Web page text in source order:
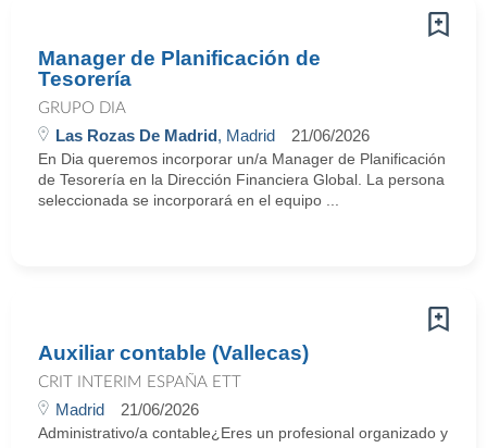
Manager de Planificación de
Tesorería
GRUPO DIA
Las Rozas De Madrid, Madrid 21/06/2026
En Dia queremos incorporar un/a Manager de Planificación
de Tesorería en la Dirección Financiera Global. La persona
seleccionada se incorporará en el equipo ...
Auxiliar contable (Vallecas)
CRIT INTERIM ESPAÑA ETT
Madrid 21/06/2026
Administrativo/a contable¿Eres un profesional organizado y